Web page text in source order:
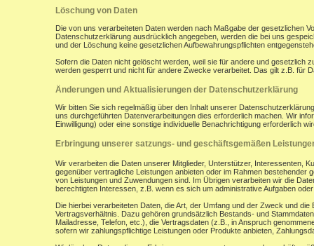
Löschung von Daten
Die von uns verarbeiteten Daten werden nach Maßgabe der gesetzlichen
Datenschutzerklärung ausdrücklich angegeben, werden die bei uns
und der Löschung keine gesetzlichen Aufbewahrungspflichten
Sofern die Daten nicht gelöscht werden, weil sie für andere und gesetzlich
werden gesperrt und nicht für andere Zwecke verarbeitet. Das gilt z.B. für
Änderungen und Aktualisierungen der Datenschutzerklärung
Wir bitten Sie sich regelmäßig über den Inhalt unserer
uns durchgeführten Datenverarbeitungen dies erforderlich machen. Wir
Einwilligung) oder eine sonstige individuelle Benachrichtigung erforderlich
Erbringung unserer satzungs- und geschäftsgemäßen
Wir verarbeiten die Daten unserer Mitglieder, Unterstützer, Interessenten,
gegenüber vertragliche Leistungen anbieten oder im Rahmen
von Leistungen und Zuwendungen sind. Im Übrigen verarbeiten wir die
berechtigten Interessen, z.B. wenn es sich um administrative Aufgaben
Die hierbei verarbeiteten Daten, die Art, der Umfang und der Zweck und
Vertragsverhältnis. Dazu gehören grundsätzlich Bestands- und
Mailadresse, Telefon, etc.), die Vertragsdaten (z.B., in Anspruch
sofern wir zahlungspflichtige Leistungen oder Produkte anbieten,